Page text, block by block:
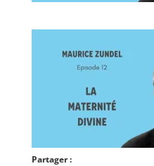
Partager :